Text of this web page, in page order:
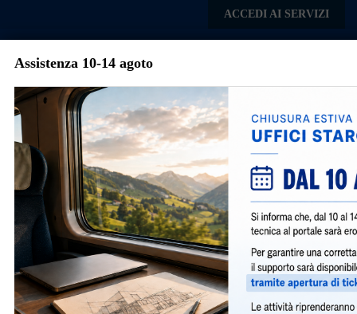
ACCEDI AI SERVIZI
Menu
Cambiago
Torna agli articoli
Avvisi e Notizie
Presentazione delle istanze edilizie in
digitale
| giugno 20, 2018 | Notizie |
Assistenza 10-14 agoto